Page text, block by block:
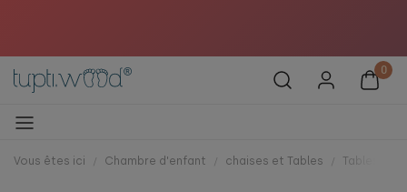
Vous êtes ici Chambre d'enfant chaises et Tables Tables